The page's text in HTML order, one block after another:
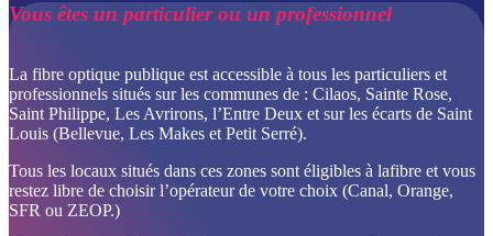
Vous êtes un particulier ou un professionnel
La fibre optique publique est accessible à tous les particuliers et
professionnels situés sur les communes de : Cilaos, Sainte Rose,
Saint Philippe, Les Avrirons, l’Entre Deux et sur les écarts de Saint
Louis (Bellevue, Les Makes et Petit Serré).
Tous les locaux situés dans ces zones sont éligibles à lafibre et vous
restez libre de choisir l’opérateur de votre choix (Canal, Orange,
SFR ou ZEOP.)